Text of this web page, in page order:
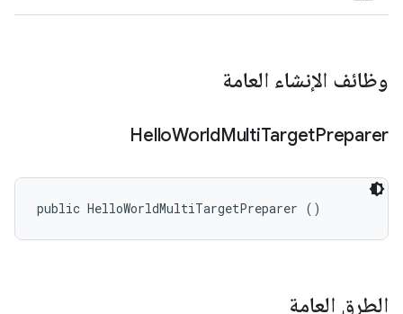
وظائف الإنشاء العامة
HelloWorldMultiTargetPreparer
public HelloWorldMultiTargetPreparer ()
الطرق العامة